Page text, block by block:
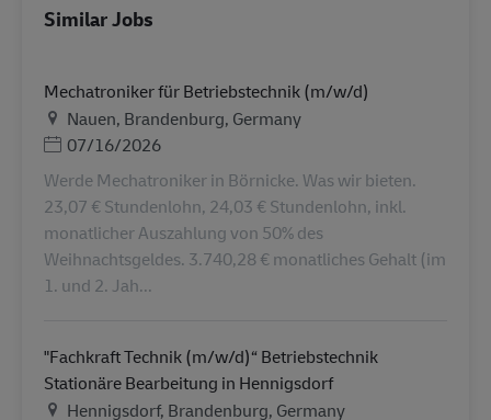
Similar Jobs
Mechatroniker für Betriebstechnik (m/w/d)
Helyszín
Nauen, Brandenburg, Germany
Posted Date
07/16/2026
Werde Mechatroniker in Börnicke. Was wir bieten.
23,07 € Stundenlohn, 24,03 € Stundenlohn, inkl.
monatlicher Auszahlung von 50% des
Weihnachtsgeldes. 3.740,28 € monatliches Gehalt (im
1. und 2. Jah...
"Fachkraft Technik (m/w/d)“ Betriebstechnik
Stationäre Bearbeitung in Hennigsdorf
Helyszín
Hennigsdorf, Brandenburg, Germany